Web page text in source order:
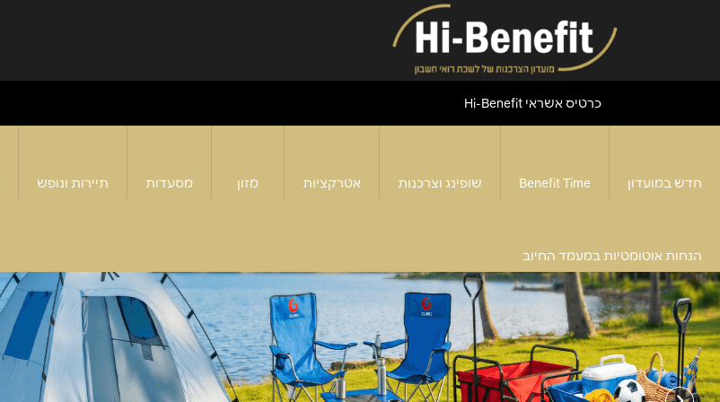
כרטיס אשראי Hi-Benefit
חדש במועדון Benefit Time שופינג וצרכנות אטרקציות מזון מסעדות תיירות ונופש
הנחות אוטומטיות במעמד החיוב